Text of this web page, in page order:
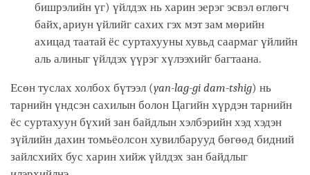
бишрэлийн үг) үйлдэх нь харин эерэг эсвэл өглөгч
байх, ариун үйлийг сахих гэх мэт зам мөрийн
ахицад таатай ёс суртахууны хувьд саармаг үйлийн
аль алиныг үйлдэх үүрэг хүлээхийг багтаана.
Есөн туслах холбох бүтээл (yan-lag-gi dam-tshig) нь
тарнийн үндсэн сахилын болон Цагийн хүрдэн тарнийн
ёс суртахуун бүхий зан байдлын хэлбэрийн хэд хэдэн
зүйлийн дахин томьёолсон хувилбарууд бөгөөд бидний
зайлсхийх бус харин хийж үйлдэх зан байдлыг